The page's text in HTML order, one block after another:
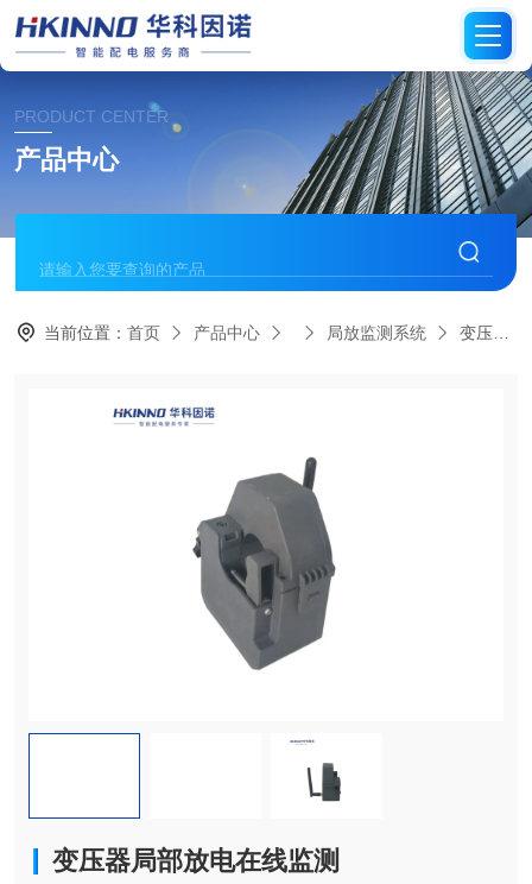
PRODUCT CENTER
产品中心
当前位置：首页 产品中心 局放监测系统 变压器局部放电在线监测
变压器局部放电在线监测